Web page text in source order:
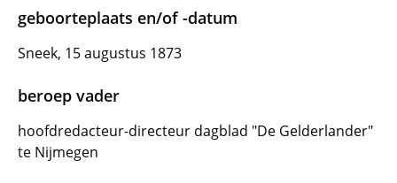
geboorteplaats en/of -datum
Sneek, 15 augustus 1873
beroep vader
hoofdredacteur-directeur dagblad "De Gelderlander"
te Nijmegen